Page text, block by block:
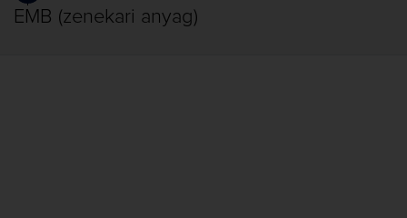
EMB (zenekari anyag)